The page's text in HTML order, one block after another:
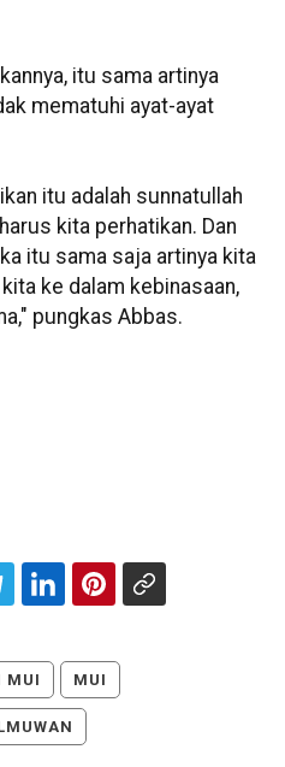
itu sama artinya
mematuhi ayat-ayat
itu adalah sunnatullah
kita perhatikan. Dan
itu sama saja artinya kita
ke dalam kebinasaan,
pungkas Abbas.
MUI MUI